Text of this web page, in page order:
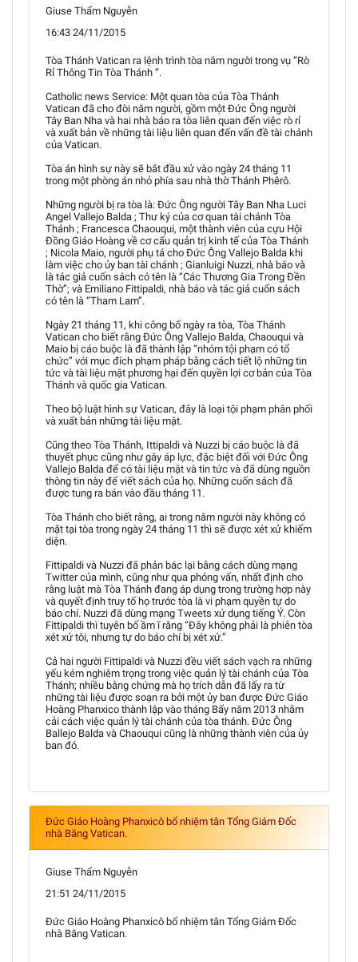
Giuse Thẩm Nguyễn
16:43 24/11/2015
Tòa Thánh Vatican ra lệnh trình tòa năm người trong vụ “Rò
Rỉ Thông Tin Tòa Thánh ”.
Catholic news Service: Một quan tòa của Tòa Thánh
Vatican đã cho đòi năm người, gồm một Đức Ông người
Tây Ban Nha và hai nhà báo ra tòa liên quan đến việc rò rỉ
và xuất bản về những tài liệu liên quan đến vấn đề tài chánh
của Vatican.
Tòa án hình sự này sẽ bắt đầu xử vào ngày 24 tháng 11
trong một phòng án nhỏ phía sau nhà thờ Thánh Phêrô.
Những người bị ra tòa là: Đức Ông người Tây Ban Nha Luci
Angel Vallejo Balda ; Thư ký của cơ quan tài chánh Tòa
Thánh ; Francesca Chaouqui, một thành viên của cựu Hội
Đồng Giáo Hoàng về cơ cấu quản trị kinh tế của Tòa Thánh
; Nicola Maio, người phụ tá cho Đức Ông Vallejo Balda khi
làm việc cho ủy ban tài chánh ; Gianluigi Nuzzi, nhà báo và
là tác giả cuốn sách có tên là “Các Thương Gia Trong Đền
Thờ”; và Emiliano Fittipaldi, nhà báo và tác giả cuốn sách
có tên là “Tham Lam”.
Ngày 21 tháng 11, khi công bố ngày ra tòa, Tòa Thánh
Vatican cho biết rằng Đức Ông Vallejo Balda, Chaouqui và
Maio bị cáo buộc là đã thành lập “nhóm tội phạm có tổ
chức” với mục đích phạm pháp bằng cách tiết lộ những tin
tức và tài liệu mật phương hại đến quyền lợi cơ bản của Tòa
Thánh và quốc gia Vatican.
Theo bộ luật hình sự Vatican, đây là loại tội phạm phân phối
và xuất bản những tài liệu mật.
Cũng theo Tòa Thánh, Ittipaldi và Nuzzi bị cáo buộc là đã
thuyết phục cũng như gây áp lực, đặc biệt đối với Đức Ông
Vallejo Balda để có tài liệu mật và tin tức và đã dùng nguồn
thông tin này để viết sách của họ. Những cuốn sách đã
được tung ra bán vào đầu tháng 11.
Tòa Thánh cho biết rằng, ai trong năm người này không có
mặt tại tòa trong ngày 24 tháng 11 thì sẽ được xét xử khiếm
diện.
Fittipaldi và Nuzzi đã phản bác lại bằng cách dùng mạng
Twitter của mình, cũng như qua phỏng vấn, nhất định cho
rằng luật mà Tòa Thánh đang áp dụng trong trường hợp này
và quyết định truy tố họ trước tòa là vi phạm quyền tự do
báo chí. Nuzzi đã dùng mạng Tweets xử dụng tiếng Ý. Còn
Fittipaldi thì tuyên bố ầm ĩ rằng “Đây không phải là phiên tòa
xét xử tôi, nhưng tự do báo chí bị xét xử.”
Cả hai người Fittipaldi và Nuzzi đều viết sách vạch ra những
yếu kém nghiêm trọng trong việc quản lý tài chánh của Tòa
Thánh; nhiều bằng chứng mà họ trích dẫn đã lấy ra từ
những tài liệu được soạn ra bởi một ủy ban được Đức Giáo
Hoàng Phanxico thành lập vào tháng Bẩy năm 2013 nhằm
cải cách việc quản lý tài chánh của tòa thánh. Đức Ông
Ballejo Balda và Chaouqui cũng là những thành viên của ủy
ban đó.
Đức Giáo Hoàng Phanxicô bổ nhiệm tân Tổng Giám Đốc
nhà Băng Vatican.
Giuse Thẩm Nguyễn
21:51 24/11/2015
Đức Giáo Hoàng Phanxicô bổ nhiệm tân Tổng Giám Đốc
nhà Băng Vatican.